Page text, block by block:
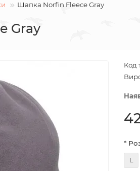
Шапка Norfin Fleece Gray
Gray
Код
*
L